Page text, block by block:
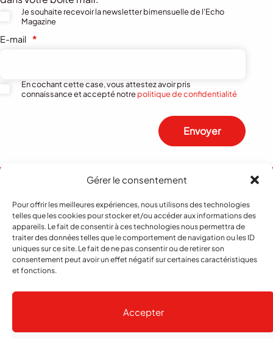
Gérer le consentement
Pour offrir les meilleures expériences, nous utilisons des technologies
telles que les cookies pour stocker et/ou accéder aux informations des
appareils. Le fait de consentir à ces technologies nous permettra de
traiter des données telles que le comportement de navigation ou les ID
uniques sur ce site. Le fait de ne pas consentir ou de retirer son
consentement peut avoir un effet négatif sur certaines caractéristiques
et fonctions.
Accepter
Je souhaite recevoir la newsletter bimensuelle de l'Echo
Magazine
E-mail *
En cochant cette case, vous attestez avoir pris
connaissance et accepté notrepolitique de confidentialité
Envoyer